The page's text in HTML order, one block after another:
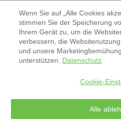
Kontakt
Aktuelles &
Wenn Sie auf „Alle Cookies
stimmen Sie der Speicherung
Ihrem Gerät zu, um die
verbessern, die
und unsere
unterstützen. Datenschutz
Cookie-
Alle